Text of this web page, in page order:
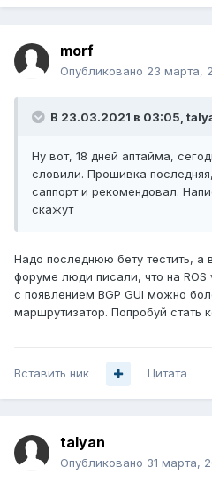
morf
Опубликовано 23 марта,
В 23.03.2021 в 03:05,
Ну вот, 18 дней аптайма,
словили. Прошивка
саппорт и рекомендовал.
скажут
Надо последнюю бету тестить, а
форуме люди писали, что на ROS
с появлением BGP GUI можно
маршрутизатор. Попробуй стать
Вставить ник Цитата
talyan
Опубликовано 31 марта,